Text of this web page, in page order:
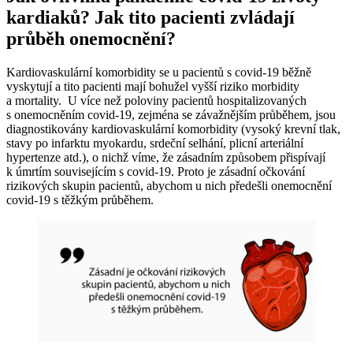
kardiaků? Jak tito pacienti zvládají
průběh onemocnění?
Kardiovaskulární komorbidity se u pacientů s covid‑19 běžně
vyskytují a tito pacienti mají bohužel vyšší riziko morbidity
a mortality. U více než poloviny pacientů hospitalizovaných
s onemocněním covid‑19, zejména se závažnějším průběhem, jsou
diagnostikovány kardiovaskulární komorbidity (vysoký krevní tlak,
stavy po infarktu myokardu, srdeční selhání, plicní arteriální
hypertenze atd.), o nichž víme, že zásadním způsobem přispívají
k úmrtím souvisejícím s covid‑19. Proto je zásadní očkování
rizikových skupin pacientů, abychom u nich předešli onemocnění
covid‑19 s těžkým průběhem.